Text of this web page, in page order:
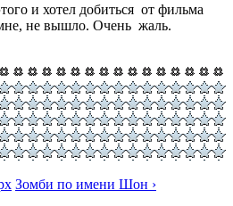
и хотел добиться от фильма
не вышло. Очень жаль.
Зомби по имени Шон ›